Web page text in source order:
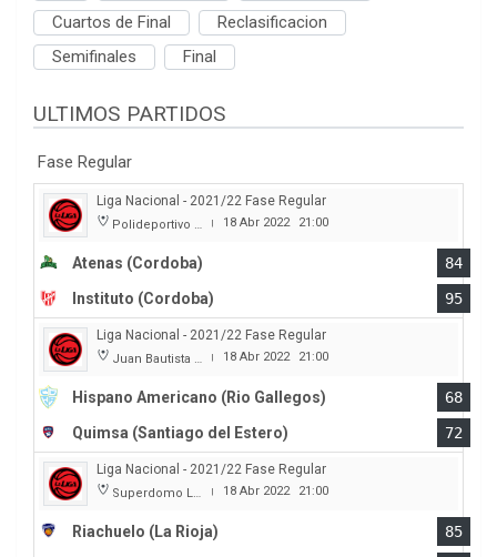
Cuartos de Final
Reclasificacion
Semifinales
Final
ULTIMOS PARTIDOS
Fase Regular
Liga Nacional - 2021/22 Fase Regular
Polideportivo Carlos Cerutti | 18 Abr 2022 21:00
Atenas (Cordoba)
84
Instituto (Cordoba)
95
Liga Nacional - 2021/22 Fase Regular
Juan Bautista Rocha | 18 Abr 2022 21:00
Hispano Americano (Rio Gallegos)
68
Quimsa (Santiago del Estero)
72
Liga Nacional - 2021/22 Fase Regular
Superdomo La Rioja | 18 Abr 2022 21:00
Riachuelo (La Rioja)
85